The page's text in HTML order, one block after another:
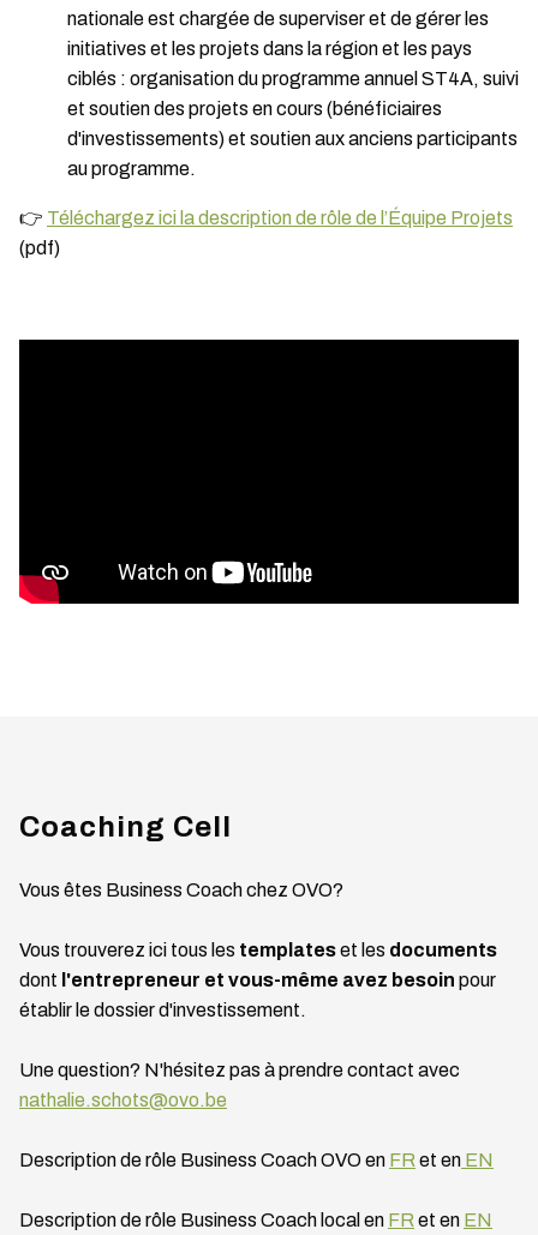
nationale est chargée de superviser et de gérer les
initiatives et les projets dans la région et les pays
ciblés : organisation du programme annuel ST4A, suivi
et soutien des projets en cours (bénéficiaires
d'investissements) et soutien aux anciens participants
au programme.
👉 Téléchargez ici la description de rôle de l’Équipe Projets
(pdf)
Coaching Cell
Vous êtes Business Coach chez OVO?
Vous trouverez ici tous les templateset les documents
dont l'entrepreneur et vous-même avez besoin pour
établir le dossier d'investissement.
Une question? N'hésitez pas à prendre contact avec
nathalie.schots@ovo.be
Description de rôle Business Coach OVO en FR et en EN
Description de rôle Business Coach local en FR et en EN